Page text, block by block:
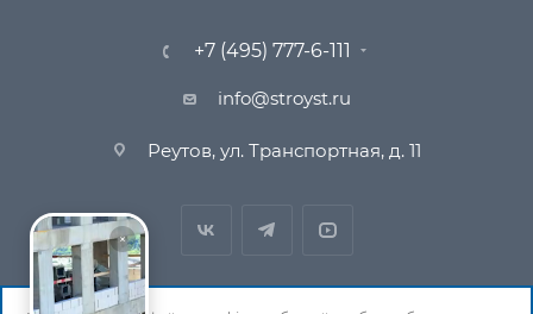
+7 (495) 777-6-111
info@stroyst.ru
Реутов, ул. Транспортная, д. 11